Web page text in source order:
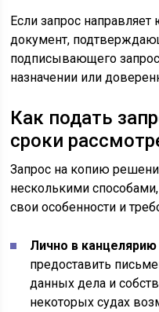
Если запрос
документ,
подписывающего
назначении или
Как подать
сроки
Запрос на копию
несколькими
свои особенности и
Лично в канцелярию
предоставить
данных дела и
некоторых судах